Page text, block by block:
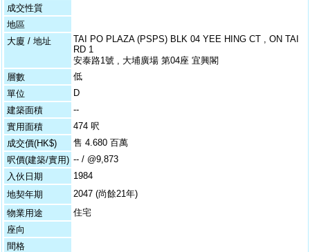
成交性質
地區
大廈 / 地址
TAI PO PLAZA (PSPS) BLK 04 YEE HING CT , ON TAI
RD 1
安泰路1號 , 大埔廣場 第04座 宜興閣
層數
低
單位
D
建築面積
--
實用面積
474 呎
成交價(HK$)
售 4.680 百萬
呎價(建築/實用) -- / @9,873
入伙日期
1984
地契年期
2047 (尚餘21年)
物業用途
住宅
座向
間格